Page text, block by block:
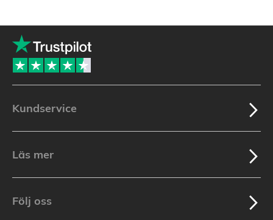
Kundservice
Läs mer
Följ oss